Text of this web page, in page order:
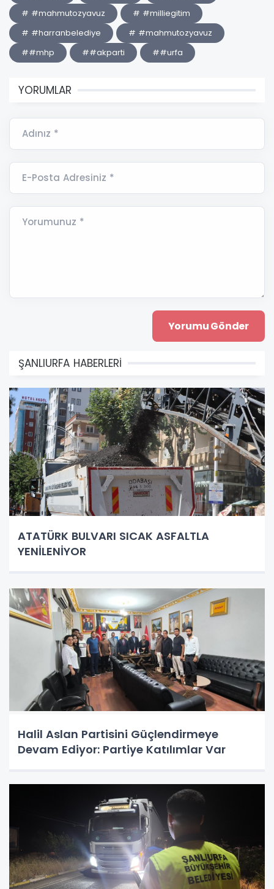
# #mahmutozyavuz
# #milliegitim
# #harranbelediye
# #mahmutozyavuz
##mhp
##akparti ##urfa
YORUMLAR
Adınız *
E-Posta Adresiniz *
Yorumunuz *
ŞANLIURFA HABERLERİ
ATATÜRK BULVARI SICAK ASFALTLA
YENİLENİYOR
Halil Aslan Partisini Güçlendirmeye
Devam Ediyor: Partiye Katılımlar Var